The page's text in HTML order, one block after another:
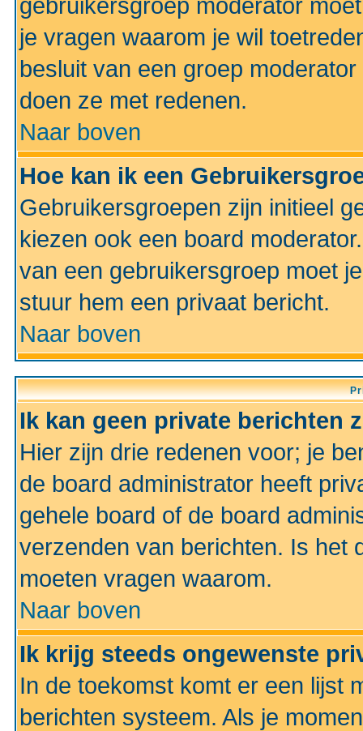
gebruikersgroep moderator
je vragen waarom je wil
besluit van een groep
doen ze met redenen.
Naar boven
Hoe kan ik een
Gebruikersgroepen zijn initieel
kiezen ook een board
van een gebruikersgroep moet
stuur hem een privaat bericht.
Naar boven
Ik kan geen private berichten
Hier zijn drie redenen voor; je
de board administrator heeft
gehele board of de board
verzenden van berichten. Is het
moeten vragen waarom.
Naar boven
Ik krijg steeds ongewenste
In de toekomst komt er een lijst
berichten systeem. Als je